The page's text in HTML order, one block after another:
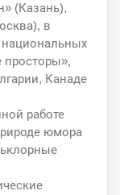
(Казань),
в
национальных
просторы»,
Канаде
работе
юмора